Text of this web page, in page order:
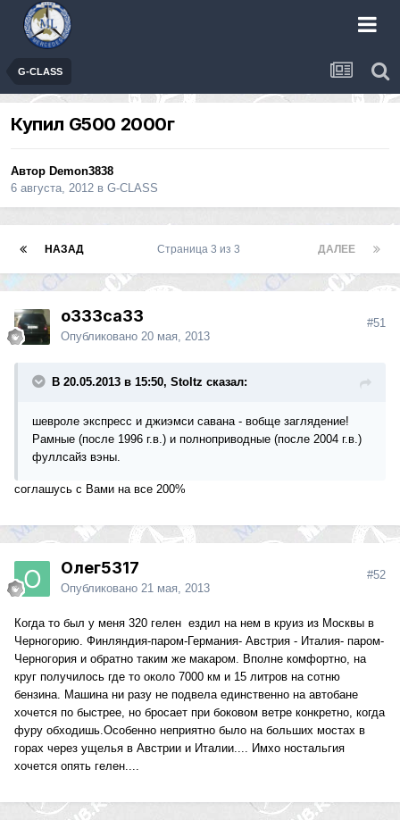
G-CLASS
Купил G500 2000г
Автор Demon3838
6 августа, 2012 в G-CLASS
НАЗАД ДАЛЕЕ
Страница 3 из 3
o333ca33
Опубликовано 20 мая, 2013
#51
В 20.05.2013 в 15:50, Stoltz сказал:
шевроле экспресс и джиэмси савана - вобще заглядение!
Рамные (после 1996 г.в.) и полноприводные (после 2004 г.в.)
фуллсайз вэны.
соглашусь с Вами на все 200%
Олег5317
Опубликовано 21 мая, 2013
#52
Когда то был у меня 320 гелен ездил на нем в круиз из Москвы в
Черногорию. Финляндия-паром-Германия- Австрия - Италия- паром-
Черногория и обратно таким же макаром. Вполне комфортно, на
круг получилось где то около 7000 км и 15 литров на сотню
бензина. Машина ни разу не подвела единственно на автобане
хочется по быстрее, но бросает при боковом ветре конкретно, когда
фуру обходишь.Особенно неприятно было на больших мостах в
горах через ущелья в Австрии и Италии.... Имхо ностальгия
хочется опять гелен....